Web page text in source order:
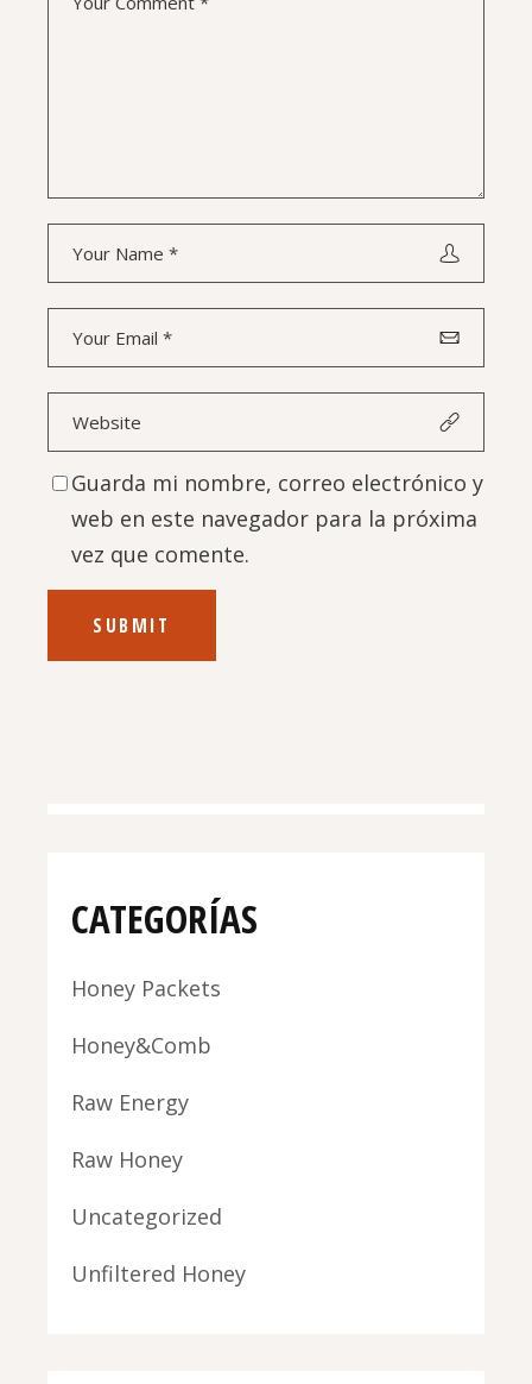
Guarda mi nombre, correo electrónico y
web en este navegador para la próxima
vez que comente.
SUBMIT
CATEGORÍAS
Honey Packets
Honey&Comb
Raw Energy
Raw Honey
Uncategorized
Unfiltered Honey